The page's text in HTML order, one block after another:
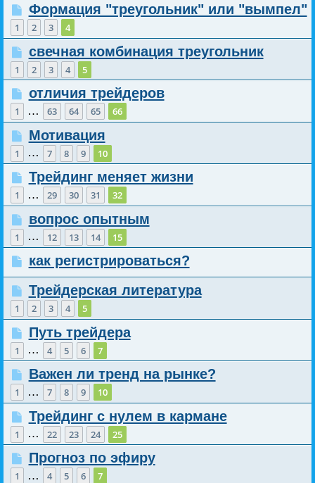
Формация "треугольник" или "вымпел"
1 2 3 4
свечная комбинация треугольник
1 2 3 4 5
отличия трейдеров
1 … 63 64 65 66
Мотивация
1 … 7 8 9 10
Трейдинг меняет жизни
1 … 29 30 31 32
вопрос опытным
1 … 12 13 14 15
как регистрироваться?
Трейдерская литература
1 2 3 4 5
Путь трейдера
1 … 4 5 6 7
Важен ли тренд на рынке?
1 … 7 8 9 10
Трейдинг с нулем в кармане
1 … 22 23 24 25
Прогноз по эфиру
1 … 4 5 6 7